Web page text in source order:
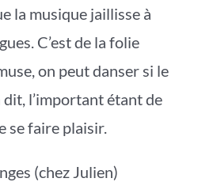
la musique jaillisse à
C’est de la folie
on peut danser si le
l’important étant de
se faire plaisir.
(chez Julien)